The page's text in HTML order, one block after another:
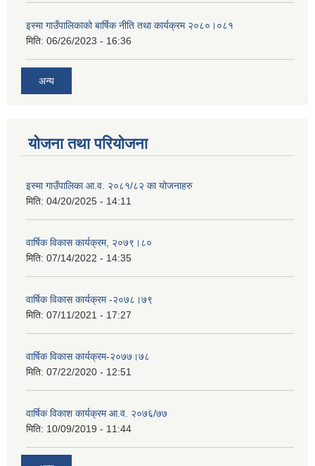
इस्मा गाउँपालिकाको बार्षिक नीति तथा कार्यक्रम २०८०।०८१
मिति: 06/26/2023 - 16:36
अन्य
योजना तथा परियोजना
इस्मा गाउँपालिका आ.व. २०८१/८२ का योजनाहरु
मिति: 04/20/2025 - 14:11
वार्षिक विकास कार्यक्रम, २०७९।८०
मिति: 07/14/2022 - 14:35
वार्षिक विकास कार्यक्रम -२०७८।७९
मिति: 07/11/2021 - 17:27
वार्षिक विकास कार्यक्रम-२०७७।७८
मिति: 07/22/2020 - 12:51
वार्षिक विकाश कार्यक्रम आ.व. २०७६/७७
मिति: 10/09/2019 - 11:44